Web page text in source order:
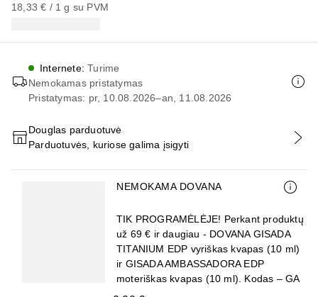
18,33 € / 1 g su PVM
Internete:Turime
Nemokamas pristatymas
Pristatymas: pr, 10.08.2026–an, 11.08.2026
PRIDĖTI Į KREPŠELĮ
Douglas parduotuvė
Parduotuvės, kuriose galima įsigyti
Praleisti slankiklį
NEMOKAMA DOVANA
TIK PROGRAMĖLĖJE! Perkant produktų
už 69 € ir daugiau - DOVANA GISADA
TITANIUM EDP vyriškas kvapas (10 ml)
ir GISADA AMBASSADORA EDP
moteriškas kvapas (10 ml). Kodas – GA